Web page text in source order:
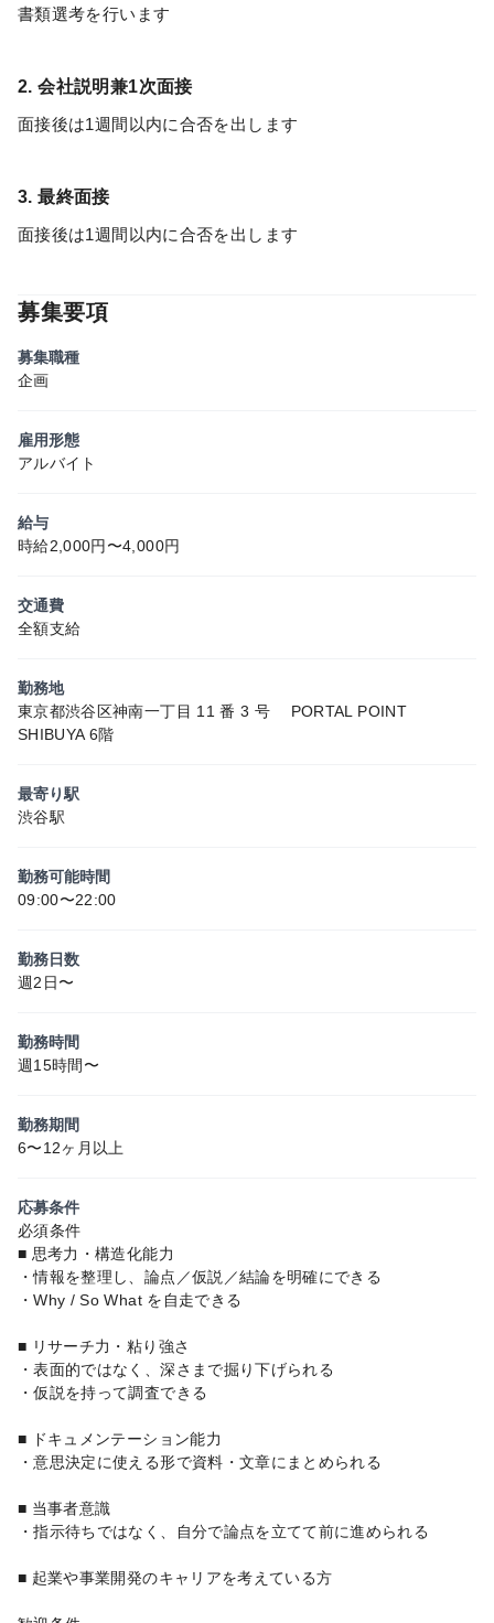
書類選考を行います
2. 会社説明兼1次面接
面接後は1週間以内に合否を出します
3. 最終面接
面接後は1週間以内に合否を出します
募集要項
募集職種
企画
雇用形態
アルバイト
給与
時給2,000円〜4,000円
交通費
全額支給
勤務地
東京都渋谷区神南一丁目 11 番 3 号 PORTAL POINT
SHIBUYA 6階
最寄り駅
渋谷駅
勤務可能時間
09:00〜22:00
勤務日数
週2日〜
勤務時間
週15時間〜
勤務期間
6〜12ヶ月以上
応募条件
必須条件
■ 思考力・構造化能力
・情報を整理し、論点／仮説／結論を明確にできる
・Why / So What を自走できる
■ リサーチ力・粘り強さ
・表面的ではなく、深さまで掘り下げられる
・仮説を持って調査できる
■ ドキュメンテーション能力
・意思決定に使える形で資料・文章にまとめられる
■ 当事者意識
・指示待ちではなく、自分で論点を立てて前に進められる
■ 起業や事業開発のキャリアを考えている方